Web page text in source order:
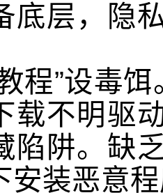
底层，隐
”设毒饵
载不明驱
陷阱。缺
安装恶意